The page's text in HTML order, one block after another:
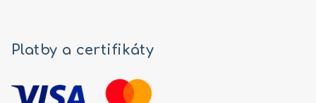
Platby a certifikáty